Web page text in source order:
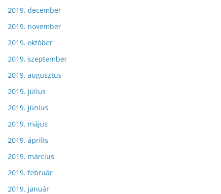
2019. december
2019. november
2019. október
2019. szeptember
2019. augusztus
2019. július
2019. június
2019. május
2019. április
2019. március
2019. február
2019. január